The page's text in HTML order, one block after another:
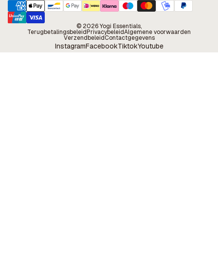
© 2026Yogi Essentials,
TerugbetalingsbeleidPrivacybeleidAlgemene voorwaarden
VerzendbeleidContactgegevens
InstagramFacebookTiktokYoutube